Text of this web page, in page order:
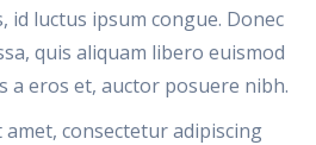
id luctus ipsum congue. Donec
quis aliquam libero euismod
a eros et, auctor posuere nibh.
consectetur adipiscing